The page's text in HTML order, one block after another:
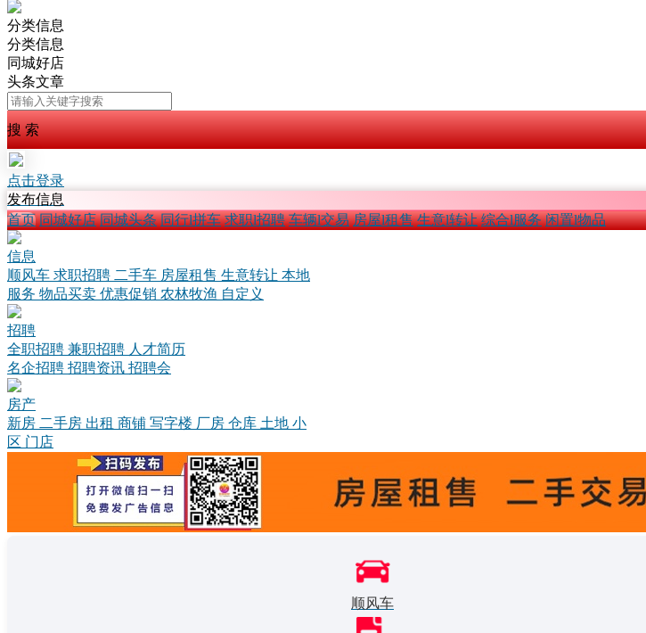
分类信息
分类信息
同城好店
头条文章
搜 索
点击登录
发布信息
首页 同城好店 同城头条 同行l拼车 求职l招聘 车辆l交易 房屋l租售 生意l转让 综合l服务 闲置l物品
信息
顺风车 求职招聘 二手车 房屋租售 生意转让 本地
服务 物品买卖 优惠促销 农林牧渔 自定义
招聘
全职招聘 兼职招聘 人才简历
名企招聘 招聘资讯 招聘会
房产
新房 二手房 出租 商铺 写字楼 厂房 仓库 土地 小
区 门店
顺风车